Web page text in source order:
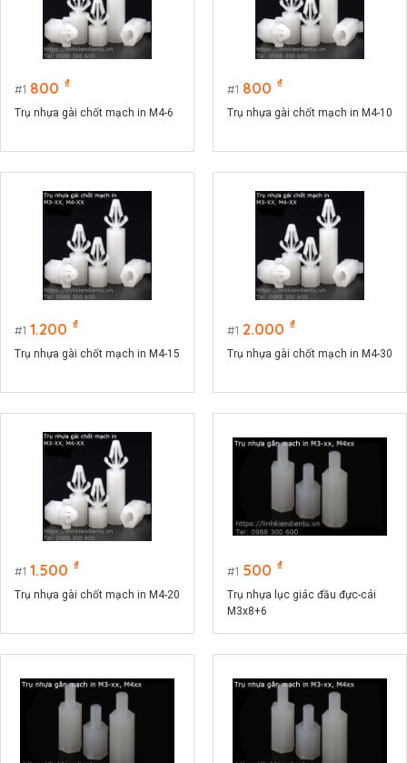
1 800 ₫
Trụ nhựa gài chốt mạch in M4-6
1 800 ₫
Trụ nhựa gài chốt mạch in M4-10
1 1.200 ₫
Trụ nhựa gài chốt mạch in M4-15
1 2.000 ₫
Trụ nhựa gài chốt mạch in M4-30
1 1.500 ₫
Trụ nhựa gài chốt mạch in M4-20
1 500 ₫
Trụ nhựa lục giác đầu đực-cái
M3x8+6